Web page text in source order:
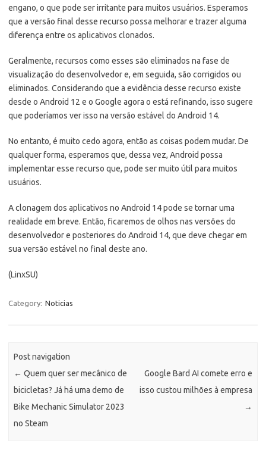
engano, o que pode ser irritante para muitos usuários. Esperamos
que a versão final desse recurso possa melhorar e trazer alguma
diferença entre os aplicativos clonados.
Geralmente, recursos como esses são eliminados na fase de
visualização do desenvolvedor e, em seguida, são corrigidos ou
eliminados. Considerando que a evidência desse recurso existe
desde o Android 12 e o Google agora o está refinando, isso sugere
que poderíamos ver isso na versão estável do Android 14.
No entanto, é muito cedo agora, então as coisas podem mudar. De
qualquer forma, esperamos que, dessa vez, Android possa
implementar esse recurso que, pode ser muito útil para muitos
usuários.
A clonagem dos aplicativos no Android 14 pode se tornar uma
realidade em breve. Então, ficaremos de olhos nas versões do
desenvolvedor e posteriores do Android 14, que deve chegar em
sua versão estável no final deste ano.
(LinxSU)
Category: Noticias
Post navigation
← Quem quer ser mecânico de
bicicletas? Já há uma demo de
Bike Mechanic Simulator 2023
no Steam
Google Bard AI comete erro e
isso custou milhões à empresa
→